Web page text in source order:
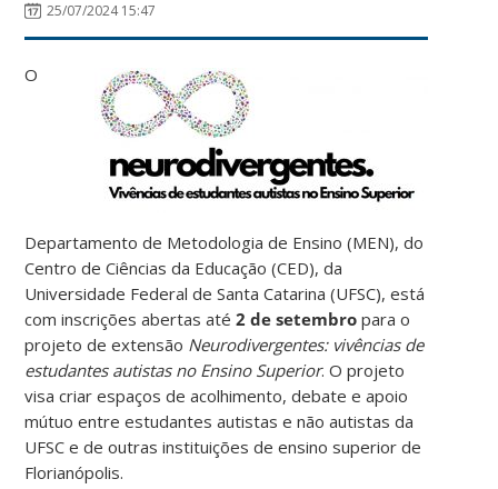
25/07/2024 15:47
O
Departamento de Metodologia de Ensino (MEN), do
Centro de Ciências da Educação (CED), da
Universidade Federal de Santa Catarina (UFSC), está
com inscrições abertas até2 de setembro para o
projeto de extensão Neurodivergentes: vivências de
estudantes autistas no Ensino Superior. O projeto
visa criar espaços de acolhimento, debate e apoio
mútuo entre estudantes autistas e não autistas da
UFSC e de outras instituições de ensino superior de
Florianópolis.